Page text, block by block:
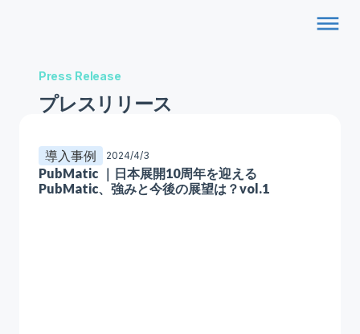
dehaze
Press Release
プレスリリース
導入事例 2024/4/3
PubMatic ｜日本展開10周年を迎える
PubMatic、強みと今後の展望は？vol.1